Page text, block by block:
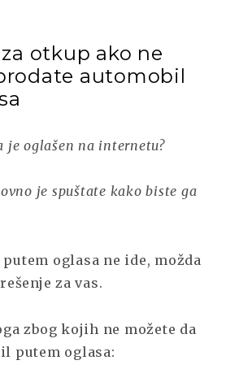
otkup ako ne
automobil
je oglašen na internetu?
je spuštate kako biste ga
oglasa ne ide, možda
za vas.
zbog kojih ne možete da
putem oglasa: